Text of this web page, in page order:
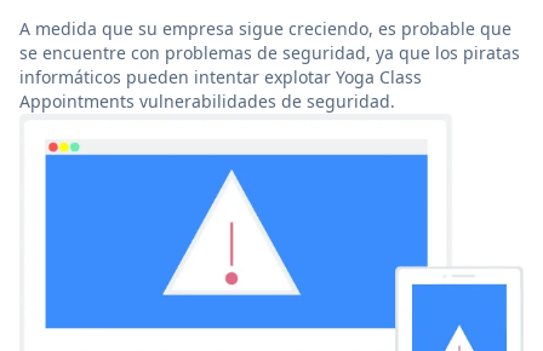
A medida que su empresa sigue creciendo, es probable que
se encuentre con problemas de seguridad, ya que los piratas
informáticos pueden intentar explotar Yoga Class
Appointments vulnerabilidades de seguridad.